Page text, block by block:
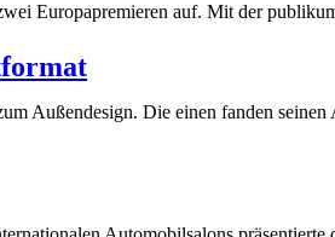
Europapremieren auf. Mit der
Außendesign. Die einen fanden